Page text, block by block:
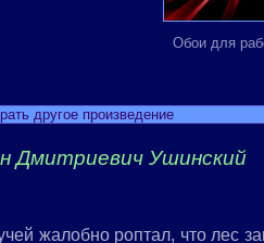
Обои для
другое произведение
Дмитриевич Ушинский
жалобно роптал, что лес